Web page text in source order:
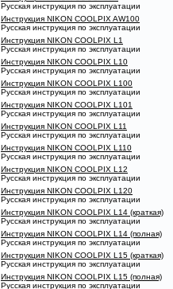
Русская инструкция по эксплуатации
Инструкция NIKON COOLPIX AW100
Русская инструкция по эксплуатации
Инструкция NIKON COOLPIX L1
Русская инструкция по эксплуатации
Инструкция NIKON COOLPIX L10
Русская инструкция по эксплуатации
Инструкция NIKON COOLPIX L100
Русская инструкция по эксплуатации
Инструкция NIKON COOLPIX L101
Русская инструкция по эксплуатации
Инструкция NIKON COOLPIX L11
Русская инструкция по эксплуатации
Инструкция NIKON COOLPIX L110
Русская инструкция по эксплуатации
Инструкция NIKON COOLPIX L12
Русская инструкция по эксплуатации
Инструкция NIKON COOLPIX L120
Русская инструкция по эксплуатации
Инструкция NIKON COOLPIX L14 (краткая)
Русская инструкция по эксплуатации
Инструкция NIKON COOLPIX L14 (полная)
Русская инструкция по эксплуатации
Инструкция NIKON COOLPIX L15 (краткая)
Русская инструкция по эксплуатации
Инструкция NIKON COOLPIX L15 (полная)
Русская инструкция по эксплуатации